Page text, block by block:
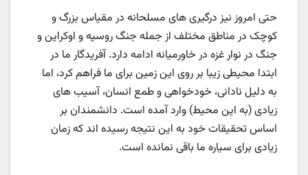
حتی امروز نیز درگیری های مسلحانه در مقیاس بزرگ و
کوچک در مناطق مختلف از جمله جنگ روسیه و اوکراین و
جنگ در نوار غزه در خاورمیانه ادامه دارد. آفریدگار ما در
ابتدا محیطی زیبا بر روی این زمین برای ما فراهم کرد، اما
به دلیل نادانی، خودخواهی و طمع انسان، آسیب های
زیادی (به این محیط) وارد آمده است. دانشمندان بر
اساس تحقیقات خود به این نتیجه رسیده اند که زمان
زیادی برای سیاره ما باقی نمانده است.